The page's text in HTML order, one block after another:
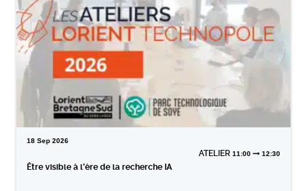
18 Sep 2026
ATELIER 11:00 12:30
Être visible à l’ère de la recherche IA